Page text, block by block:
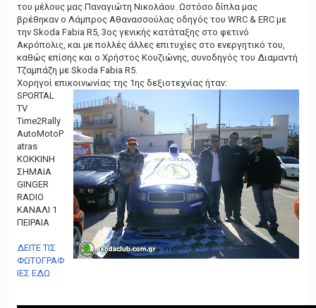
του μέλους μας Παναγιώτη Νικολάου. Ωστόσο δίπλα μας
βρέθηκαν ο Λάμπρος Αθανασσούλας οδηγός του WRC & ERC με
την Skoda Fabia R5, 3ος γενικής κατάταξης στο φετινό
Ακρόπολις, και με πολλές άλλες επιτυχίες στο ενεργητικό του,
καθώς επίσης και ο Χρήστος Κουζιώνης, συνοδηγός του Διαμαντή
Τζαμπάζη με Skoda Fabia R5.
Χορηγοί επικοινωνίας της 1ης δεξιοτεχνίας ήταν:
SPORTAL
TV
Time2Rally
AutoMotoP
atras
KOKKINH
ΣΗΜΑΙΑ
GINGER
RADIO
ΚΑΝΑΛΙ 1
ΠΕΙΡΑΙΑ
ΔΕΙΤΕ ΤΙΣ
ΦΩΤΟΓΡΑΦ
ΙΕΣ ΕΔΩ